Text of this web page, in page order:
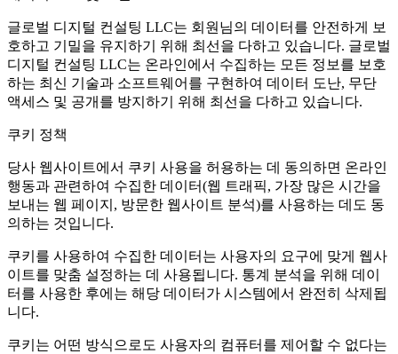
글로벌 디지털 컨설팅 LLC는 회원님의 데이터를 안전하게 보
호하고 기밀을 유지하기 위해 최선을 다하고 있습니다. 글로벌
디지털 컨설팅 LLC는 온라인에서 수집하는 모든 정보를 보호
하는 최신 기술과 소프트웨어를 구현하여 데이터 도난, 무단
액세스 및 공개를 방지하기 위해 최선을 다하고 있습니다.
쿠키 정책
당사 웹사이트에서 쿠키 사용을 허용하는 데 동의하면 온라인
행동과 관련하여 수집한 데이터(웹 트래픽, 가장 많은 시간을
보내는 웹 페이지, 방문한 웹사이트 분석)를 사용하는 데도 동
의하는 것입니다.
쿠키를 사용하여 수집한 데이터는 사용자의 요구에 맞게 웹사
이트를 맞춤 설정하는 데 사용됩니다. 통계 분석을 위해 데이
터를 사용한 후에는 해당 데이터가 시스템에서 완전히 삭제됩
니다.
쿠키는 어떤 방식으로도 사용자의 컴퓨터를 제어할 수 없다는